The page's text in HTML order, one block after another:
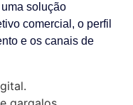
solução
comercial, o perfil
e os canais de